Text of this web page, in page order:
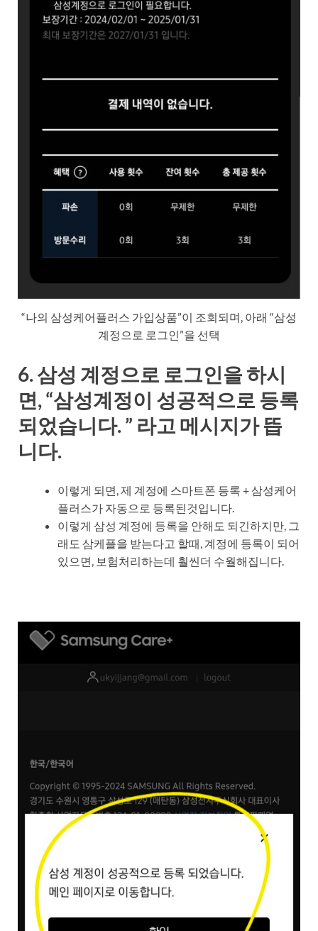
“나의 삼성케어플러스 가입상품”이 조회되며, 아래 “삼성
계정으로 로그인”을 선택
6. 삼성 계정으로 로그인을 하시
면, “삼성계정이 성공적으로 등록
되었습니다. ” 라고 메시지가 뜹
니다.
이렇게 되면, 제 계정에 스마트폰 등록 + 삼성케어
플러스가 자동으로 등록된것입니다.
이렇게 삼성 계정에 등록을 안해도 되긴하지만, 그
래도 삼케플을 받는다고 할때, 계정에 등록이 되어
있으면, 보험처리하는데 훨씬더 수월해집니다.